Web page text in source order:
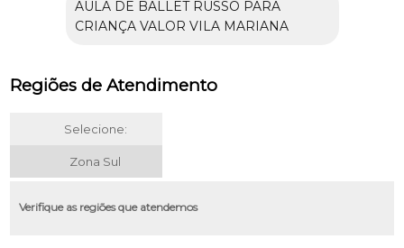
AULA DE BALLET RUSSO PARA
CRIANÇA VALOR VILA MARIANA
Regiões de Atendimento
Selecione:
Zona Sul
Verifique as regiões que atendemos